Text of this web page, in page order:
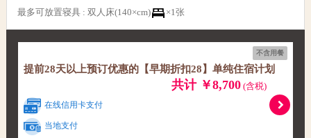
最多可放置寝具 : 双人床(140×cm) ×1张
不含用餐
提前28天以上预订优惠的【早期折扣28】单纯住宿计划
共计 ￥8,700(含税)
在线信用卡支付
当地支付